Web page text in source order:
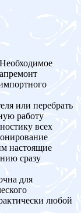
Необходимое
или перебрать
работу
всех
настоящие
сразу
для
любой